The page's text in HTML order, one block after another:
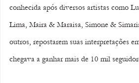
conhecida após diversos artistas como
Lima, Maira & Maraisa, Simone &
outros, repostarem suas interpretações
chegava a ganhar mais de 10 mil